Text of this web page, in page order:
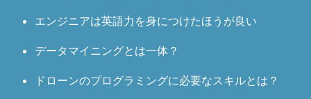
エンジニアは英語力を身につけたほうが良い
データマイニングとは一体？
ドローンのプログラミングに必要なスキルとは？